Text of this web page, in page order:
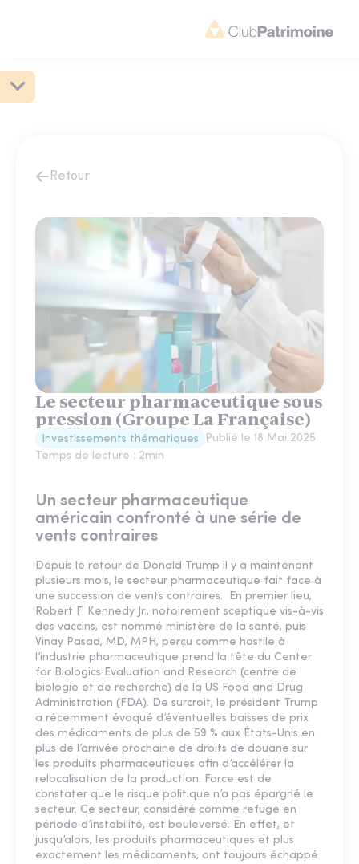
Retour
Le secteur pharmaceutique sous
pression (Groupe La Française)
Investissements thématiques Publié le 18 Mai 2025
Temps de lecture : 2min
Un secteur pharmaceutique
américain confronté à une série de
vents contraires
Depuis le retour de Donald Trump il y a maintenant
plusieurs mois, le secteur pharmaceutique fait face à
une succession de vents contraires. En premier lieu,
Robert F. Kennedy Jr., notoirement sceptique vis-à-vis
des vaccins, est nommé ministère de la santé, puis
Vinay Pasad, MD, MPH, perçu comme hostile à
l’industrie pharmaceutique prend la tête du Center
for Biologics Evaluation and Research (centre de
biologie et de recherche) de la US Food and Drug
Administration (FDA). De surcroit, le président Trump
a récemment évoqué d’éventuelles baisses de prix
des médicaments de plus de 59 % aux États-Unis en
plus de l’arrivée prochaine de droits de douane sur
les produits pharmaceutiques afin d’accélérer la
relocalisation de la production. Force est de
constater que le risque politique n’a pas épargné le
secteur. Ce secteur, considéré comme refuge en
période d’instabilité, est bouleversé. En effet, et
jusqu’alors, les produits pharmaceutiques et plus
exactement les médicaments, ont toujours échappé